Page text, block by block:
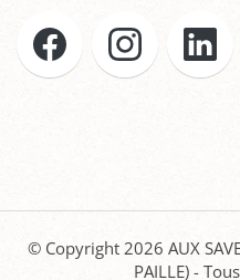
© Copyright 2026 AUX
PAILLE) -